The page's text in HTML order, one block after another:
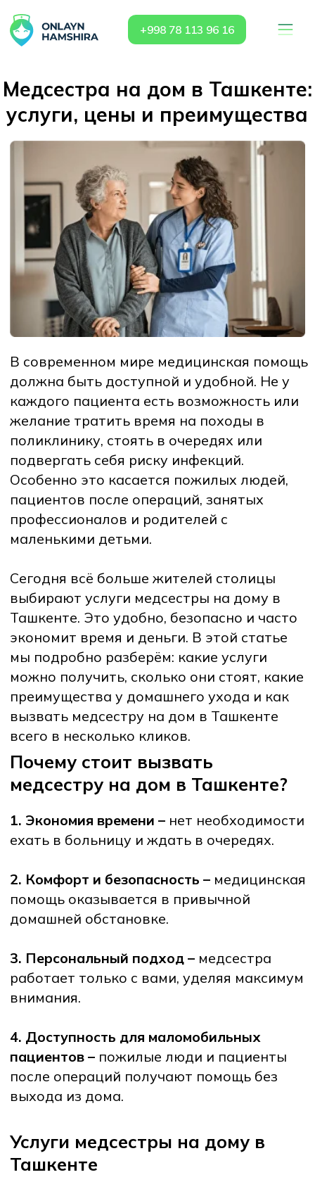
+998 78 113 96 16
Почему стоит вызвать
услуги, цены и преимущества
Услуги медсестры на дому в
Ташкенте
Внутримышечные и внутривенные
инъекции
Витаминные комплексы
Ключ:уколы на дому Ташкент
Ключ: капельница на дому Ташкент
2. Капельницы на дому
Восстановительная терапия
Детокс и поддержка иммунитета
Забор крови и биоматериала
Доставка в сертифицированные
1. Экономия времени –нет необходимости
ехать в больницу и ждать в очередях.
2. Комфорт и безопасность –
медицинская
помощь оказывается в привычной
домашней обстановке.
3. Персональный подход –медсестра
работает только с вами, уделяя максимум
внимания.
4. Доступность для маломобильных
пациентов –
после операций получают помощь без
выхода из дома.
В современном мире медицинская помощь
должна быть доступной и удобной. Не у
каждого пациента есть возможность или
желание тратить время на походы в
поликлинику, стоять в очередях или
подвергать себя риску инфекций.
пациентов после операций, занятых
профессионалов и родителей с
маленькими детьми.
выбирают услуги медсестры на дому в
Ташкенте. Это удобно, безопасно и часто
экономит время и деньги. В этой статье
мы подробно разберём: какие услуги
можно получить, сколько они стоят, какие
преимущества у домашнего ухода и как
вызвать медсестру на дом в Ташкенте
всего в несколько кликов.